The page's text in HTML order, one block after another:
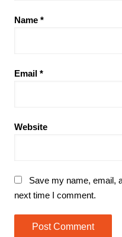
Name *
Email *
Website
Save my name, email,
next time I comment.